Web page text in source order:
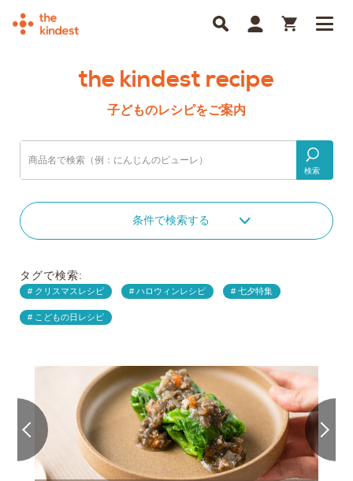
the kindest recipe
子どものレシピをご案内
検索
条件で検索する
タグで検索:
クリスマスレシピ ハロウィンレシピ 七夕特集
こどもの日レシピ